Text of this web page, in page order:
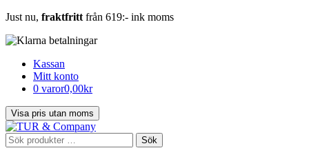
Just nu, fraktfritt från 619:- ink moms
Kassan
Mitt konto
0 varor0,00kr
Sök
efter:
Sök